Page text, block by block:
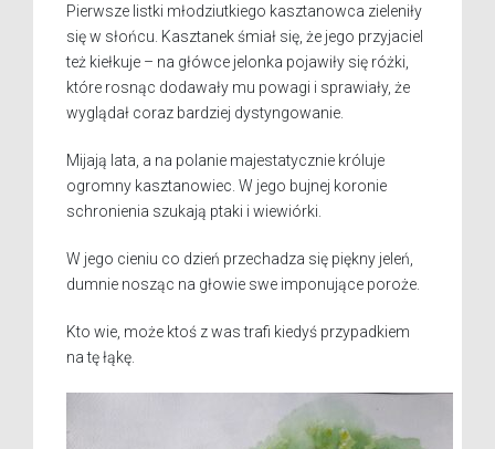
Pierwsze listki młodziutkiego kasztanowca zieleniły
się w słońcu. Kasztanek śmiał się, że jego przyjaciel
też kiełkuje – na główce jelonka pojawiły się różki,
które rosnąc dodawały mu powagi i sprawiały, że
wyglądał coraz bardziej dystyngowanie.
Mijają lata, a na polanie majestatycznie króluje
ogromny kasztanowiec. W jego bujnej koronie
schronienia szukają ptaki i wiewiórki.
W jego cieniu co dzień przechadza się piękny jeleń,
dumnie nosząc na głowie swe imponujące poroże.
Kto wie, może ktoś z was trafi kiedyś przypadkiem
na tę łąkę.